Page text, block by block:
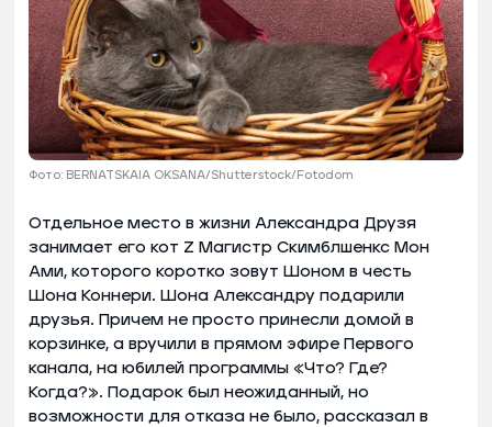
Фото: BERNATSKAIA OKSANA/Shutterstock/Fotodom
Отдельное место в жизни Александра Друзя
занимает его кот Z Магистр Скимблшенкс Мон
Ами, которого коротко зовут Шоном в честь
Шона Коннери. Шона Александру подарили
друзья. Причем не просто принесли домой в
корзинке, а вручили в прямом эфире Первого
канала, на юбилей программы «Что? Где?
Когда?». Подарок был неожиданный, но
возможности для отказа не было, рассказал в